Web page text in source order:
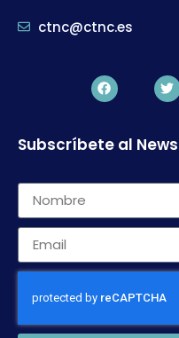
ctnc@ctnc.es
Subscríbete al